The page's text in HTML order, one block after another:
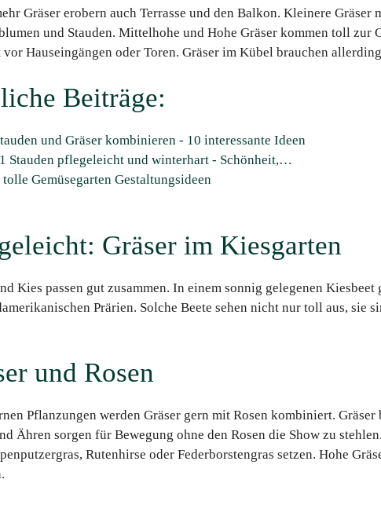
Gräser erobern auch Terrasse und den Balkon. Kleinere
und Stauden. Mittelhohe und Hohe Gräser kommen toll zur
vor Hauseingängen oder Toren. Gräser im Kübel brauchen
Beiträge:
und Gräser kombinieren - 10 interessante Ideen
Stauden pflegeleicht und winterhart - Schönheit,…
tolle Gemüsegarten Gestaltungsideen
Gräser im Kiesgarten
Kies passen gut zusammen. In einem sonnig gelegenen
Prärien. Solche Beete sehen nicht nur toll aus, sie
und Rosen
Pflanzungen werden Gräser gern mit Rosen kombiniert.
Ähren sorgen für Bewegung ohne den Rosen die Show zu
Rutenhirse oder Federborstengras setzen. Hohe